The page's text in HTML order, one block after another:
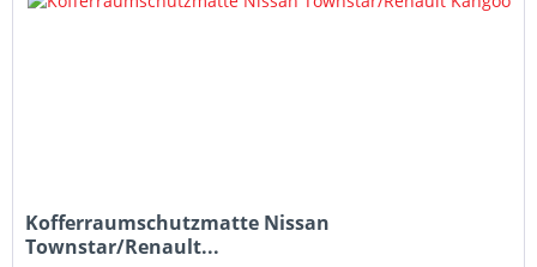
Kofferraumschutzmatte Nissan
Townstar/Renault...